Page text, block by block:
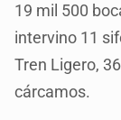
19 mil 500
intervino 11
Tren Ligero,
cárcamos.